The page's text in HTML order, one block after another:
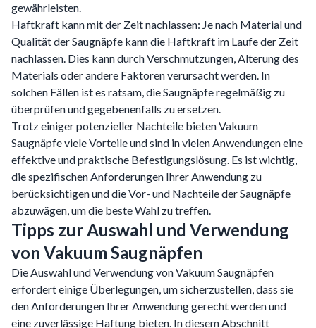
gewährleisten.
Haftkraft kann mit der Zeit nachlassen: Je nach Material und
Qualität der Saugnäpfe kann die Haftkraft im Laufe der Zeit
nachlassen. Dies kann durch Verschmutzungen, Alterung des
Materials oder andere Faktoren verursacht werden. In
solchen Fällen ist es ratsam, die Saugnäpfe regelmäßig zu
überprüfen und gegebenenfalls zu ersetzen.
Trotz einiger potenzieller Nachteile bieten Vakuum
Saugnäpfe viele Vorteile und sind in vielen Anwendungen eine
effektive und praktische Befestigungslösung. Es ist wichtig,
die spezifischen Anforderungen Ihrer Anwendung zu
berücksichtigen und die Vor- und Nachteile der Saugnäpfe
abzuwägen, um die beste Wahl zu treffen.
Tipps zur Auswahl und Verwendung
von Vakuum Saugnäpfen
Die Auswahl und Verwendung von Vakuum Saugnäpfen
erfordert einige Überlegungen, um sicherzustellen, dass sie
den Anforderungen Ihrer Anwendung gerecht werden und
eine zuverlässige Haftung bieten. In diesem Abschnitt